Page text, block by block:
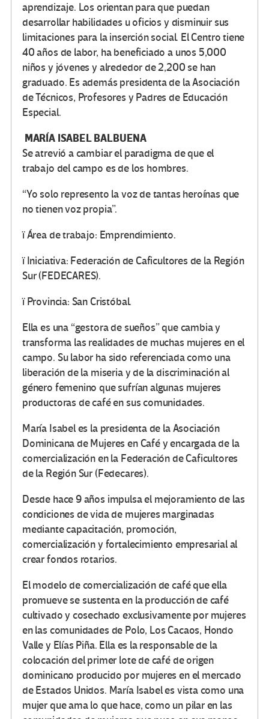
aprendizaje. Los orientan para que puedan
desarrollar habilidades u oficios y disminuir sus
limitaciones para la inserción social. El Centro tiene
40 años de labor, ha beneficiado a unos 5,000
niños y jóvenes y alrededor de 2,200 se han
graduado. Es además presidenta de la Asociación
de Técnicos, Profesores y Padres de Educación
Especial.
MARÍA ISABEL BALBUENA
Se atrevió a cambiar el paradigma de que el
trabajo del campo es de los hombres.
“Yo solo represento la voz de tantas heroínas que
no tienen voz propia”.
ï Área de trabajo: Emprendimiento.
ï Iniciativa: Federación de Caficultores de la Región
Sur (FEDECARES).
ï Provincia: San Cristóbal.
Ella es una “gestora de sueños” que cambia y
transforma las realidades de muchas mujeres en el
campo. Su labor ha sido referenciada como una
liberación de la miseria y de la discriminación al
género femenino que sufrían algunas mujeres
productoras de café en sus comunidades.
María Isabel es la presidenta de la Asociación
Dominicana de Mujeres en Café y encargada de la
comercialización en la Federación de Caficultores
de la Región Sur (Fedecares).
Desde hace 9 años impulsa el mejoramiento de las
condiciones de vida de mujeres marginadas
mediante capacitación, promoción,
comercialización y fortalecimiento empresarial al
crear fondos rotarios.
El modelo de comercialización de café que ella
promueve se sustenta en la producción de café
cultivado y cosechado exclusivamente por mujeres
en las comunidades de Polo, Los Cacaos, Hondo
Valle y Elías Piña. Ella es la responsable de la
colocación del primer lote de café de origen
dominicano producido por mujeres en el mercado
de Estados Unidos. María Isabel es vista como una
mujer que ama lo que hace, como un pilar en las